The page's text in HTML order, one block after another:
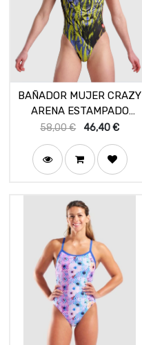
BAÑADOR MUJER CRAZY
ARENA ESTAMPADO
TIGRE
58,00€ 46,40€